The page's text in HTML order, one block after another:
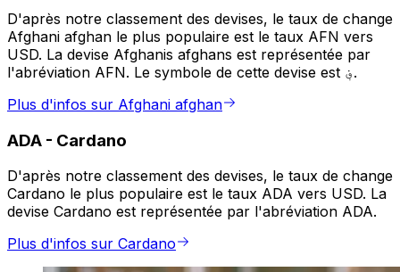
D'après notre classement des devises, le taux de change
Afghani afghan le plus populaire est le taux AFN vers
USD. La devise Afghanis afghans est représentée par
l'abréviation AFN. Le symbole de cette devise est ؋.
Plus d'infos sur Afghani afghan
ADA - Cardano
D'après notre classement des devises, le taux de change
Cardano le plus populaire est le taux ADA vers USD. La
devise Cardano est représentée par l'abréviation ADA.
Plus d'infos sur Cardano